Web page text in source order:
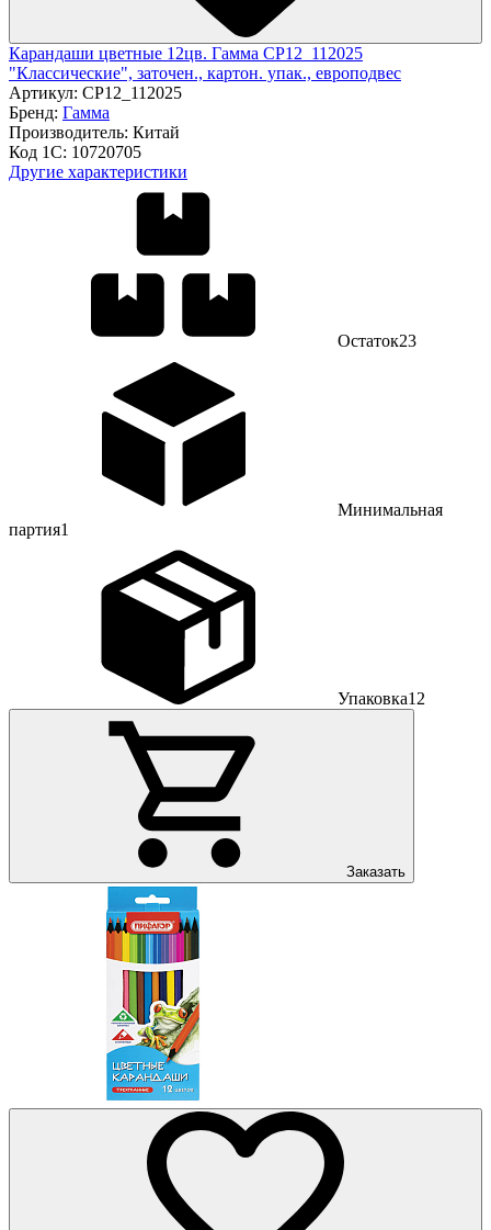
Карандаши цветные 12цв. Гамма CP12_112025
"Классические", заточен., картон. упак., европодвес
Артикул: CP12_112025
Бренд: Гамма
Производитель: Китай
Код 1С: 10720705
Другие характеристики
Остаток23
Минимальная
партия1
Упаковка12
Заказать